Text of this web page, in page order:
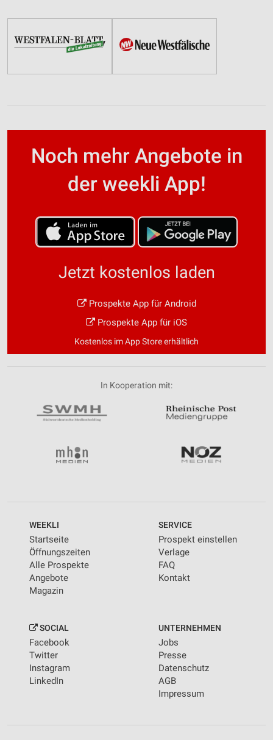
Noch mehr Angebote in
der weekli App!
Jetzt kostenlos laden
Prospekte App für Android
Prospekte App für iOS
Kostenlos im App Store erhältlich
In Kooperation mit:
WEEKLI
Startseite
Öffnungszeiten
Alle Prospekte
Angebote
Magazin
SERVICE
Prospekt einstellen
Verlage
FAQ
Kontakt
SOCIAL
Facebook
Twitter
Instagram
LinkedIn
UNTERNEHMEN
Jobs
Presse
Datenschutz
AGB
Impressum